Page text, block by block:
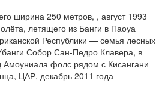
ширина 250 метров, , август 1993
летящего из Банги в Паоуа
Республики — семья лесных
Собор Сан-Педро Клавера, в
Амоуниала фолс рядом с Кисангани
ЦАР, декабрь 2011 года